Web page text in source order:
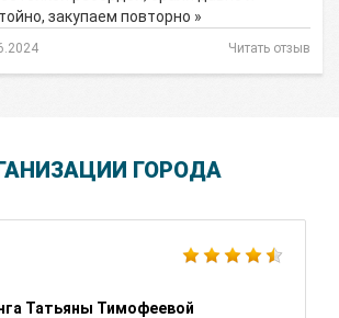
закупаем повторно »
Читать отзыв
ГОРОДА
Татьяны Тимофеевой